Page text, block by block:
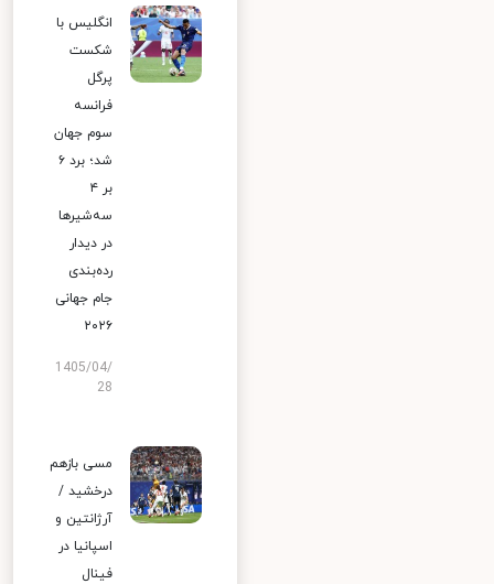
انگلیس با
شکست
پرگل
فرانسه
سوم جهان
شد؛ برد ۶
بر ۴
سه‌شیرها
در دیدار
رده‌بندی
جام جهانی
۲۰۲۶
1405/04/
28
مسی بازهم
درخشید /
آرژانتین و
اسپانیا در
فینال